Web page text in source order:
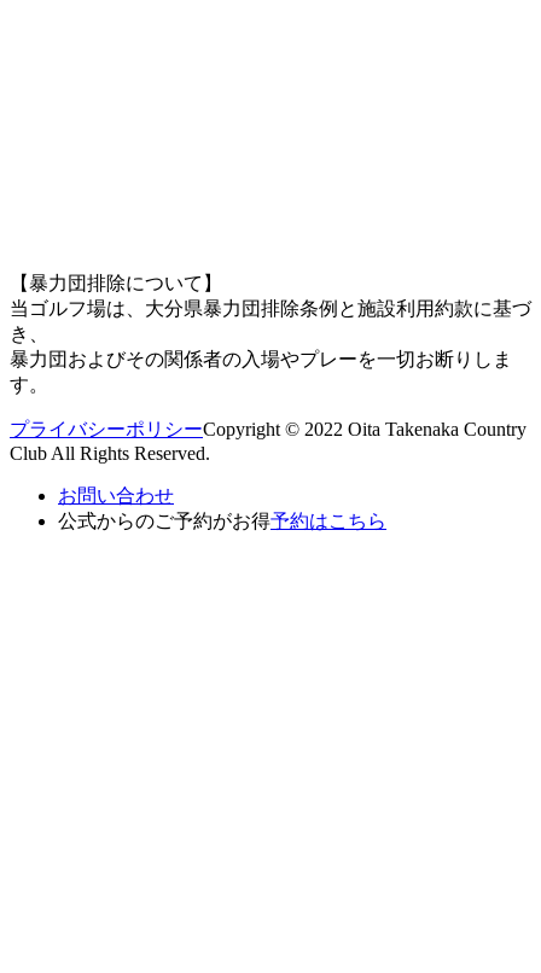
【暴力団排除について】
当ゴルフ場は、大分県暴力団排除条例と施設利用約款に基づ
き、
暴力団およびその関係者の入場やプレーを一切お断りしま
す。
プライバシーポリシーCopyright © 2022 Oita Takenaka Country
Club All Rights Reserved.
お問い合わせ
公式からのご予約がお得予約はこちら